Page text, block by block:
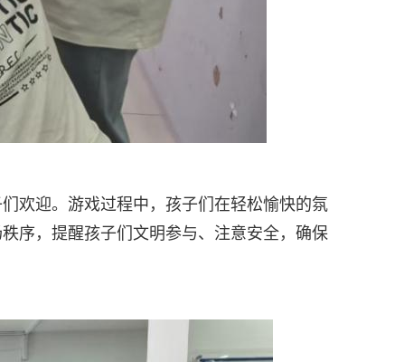
欢迎。游戏过程中，孩子们在轻松愉快的氛
序，提醒孩子们文明参与、注意安全，确保